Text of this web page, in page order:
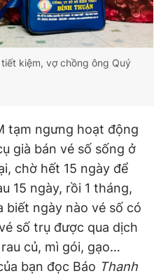
kiệm, vợ chồng ông Quý
tạm ngưng hoạt động
già bán vé số sống ở
chờ hết 15 ngày để
15 ngày, rồi 1 tháng,
biết ngày nào vé số có
số trụ được qua dịch
củ, mì gói, gạo…
bạn đọc Báo Thanh